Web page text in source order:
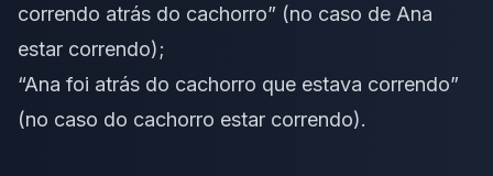
correndo atrás do cachorro” (no caso de Ana
estar correndo);
“Ana foi atrás do cachorro que estava correndo”
(no caso do cachorro estar correndo).